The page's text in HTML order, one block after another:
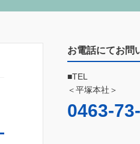
お電話にてお問
■TEL
＜平塚本社＞
0463-